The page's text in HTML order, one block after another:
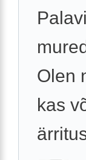
Olen
kas